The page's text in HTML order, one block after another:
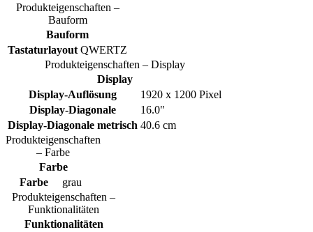
Produkteigenschaften –
Bauform
Bauform
Tastaturlayout QWERTZ
Produkteigenschaften – Display
Display
Display-Auflösung
1920 x 1200 Pixel
Display-Diagonale
16.0"
Display-Diagonale metrisch 40.6 cm
Produkteigenschaften
– Farbe
Farbe
Farbe
grau
Produkteigenschaften –
Funktionalitäten
Funktionalitäten